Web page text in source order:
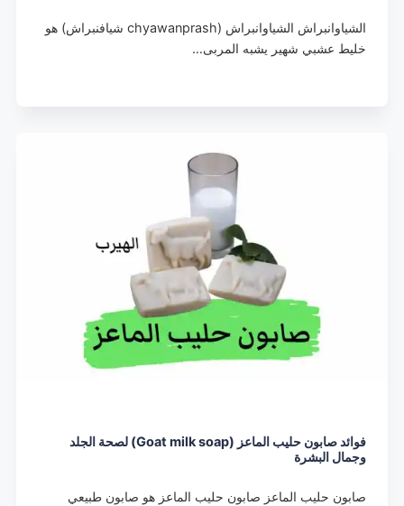
الشياوانبراش الشياوانبراش (chyawanprash شيافنبراش) هو
خليط عشبي شهير يشبه المربى…
فوائد صابون حليب الماعز (Goat milk soap) لصحة الجلد
وجمال البشرة
صابون حليب الماعز صابون حليب الماعز هو صابون طبيعي